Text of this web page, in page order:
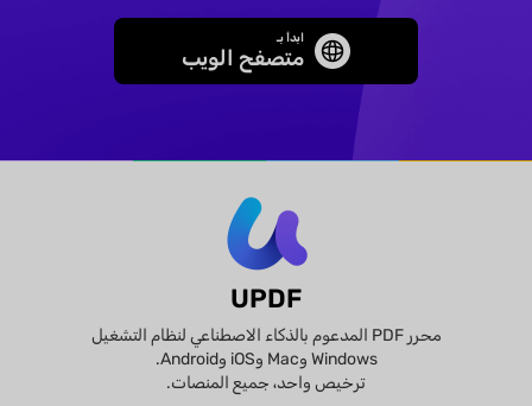
ابدأ بـ
متصفح الويب
UPDF
محرر PDF المدعوم بالذكاء الاصطناعي لنظام التشغيل
Windows وMac وiOS وAndroid.
ترخيص واحد، جميع المنصات.